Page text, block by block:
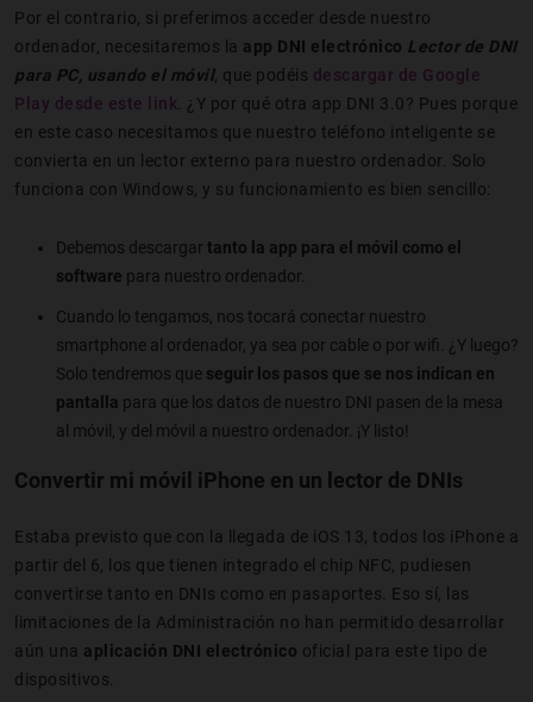
Por el contrario, si preferimos acceder desde nuestro
ordenador, necesitaremos la app DNI electrónico Lector de DNI
para PC, usando el móvil, que podéis descargar de Google
Play desde este link . ¿Y por qué otra app DNI 3.0? Pues porque
en este caso necesitamos que nuestro teléfono inteligente se
convierta en un lector externo para nuestro ordenador. Solo
funciona con Windows, y su funcionamiento es bien sencillo:
Debemos descargar tanto la app para el móvil como el
software para nuestro ordenador.
Cuando lo tengamos, nos tocará conectar nuestro
smartphone al ordenador, ya sea por cable o por wifi. ¿Y luego?
Solo tendremos que seguir los pasos que se nos indican en
pantalla para que los datos de nuestro DNI pasen de la mesa
al móvil, y del móvil a nuestro ordenador. ¡Y listo!
Convertir mi móvil iPhone en un lector de DNIs
Estaba previsto que con la llegada de iOS 13, todos los iPhone a
partir del 6, los que tienen integrado el chip NFC, pudiesen
convertirse tanto en DNIs como en pasaportes. Eso sí, las
limitaciones de la Administración no han permitido desarrollar
aún una aplicación DNI electrónico oficial para este tipo de
dispositivos.